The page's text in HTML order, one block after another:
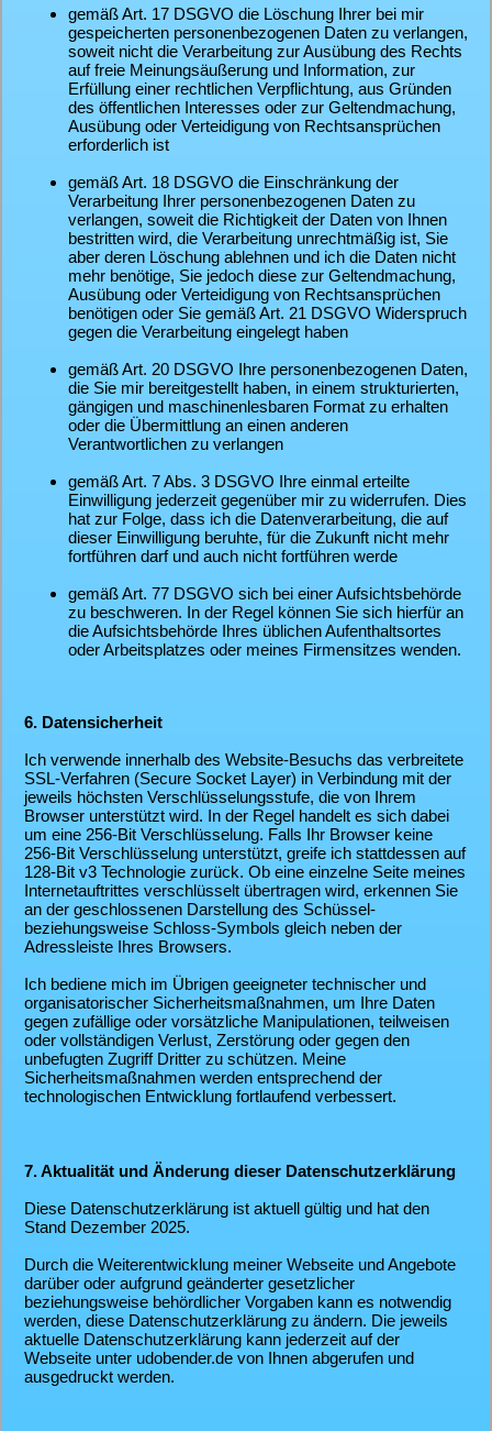
gemäß Art. 17 DSGVO die Löschung Ihrer bei mir
gespeicherten personenbezogenen Daten zu verlangen,
soweit nicht die Verarbeitung zur Ausübung des Rechts
auf freie Meinungsäußerung und Information, zur
Erfüllung einer rechtlichen Verpflichtung, aus Gründen
des öffentlichen Interesses oder zur Geltendmachung,
Ausübung oder Verteidigung von Rechtsansprüchen
erforderlich ist
gemäß Art. 18 DSGVO die Einschränkung der
Verarbeitung Ihrer personenbezogenen Daten zu
verlangen, soweit die Richtigkeit der Daten von Ihnen
bestritten wird, die Verarbeitung unrechtmäßig ist, Sie
aber deren Löschung ablehnen und ich die Daten nicht
mehr benötige, Sie jedoch diese zur Geltendmachung,
Ausübung oder Verteidigung von Rechtsansprüchen
benötigen oder Sie gemäß Art. 21 DSGVO Widerspruch
gegen die Verarbeitung eingelegt haben
gemäß Art. 20 DSGVO Ihre personenbezogenen Daten,
die Sie mir bereitgestellt haben, in einem strukturierten,
gängigen und maschinenlesbaren Format zu erhalten
oder die Übermittlung an einen anderen
Verantwortlichen zu verlangen
gemäß Art. 7 Abs. 3 DSGVO Ihre einmal erteilte
Einwilligung jederzeit gegenüber mir zu widerrufen. Dies
hat zur Folge, dass ich die Datenverarbeitung, die auf
dieser Einwilligung beruhte, für die Zukunft nicht mehr
fortführen darf und auch nicht fortführen werde
gemäß Art. 77 DSGVO sich bei einer Aufsichtsbehörde
zu beschweren. In der Regel können Sie sich hierfür an
die Aufsichtsbehörde Ihres üblichen Aufenthaltsortes
oder Arbeitsplatzes oder meines Firmensitzes wenden.
6. Datensicherheit
Ich verwende innerhalb des Website-Besuchs das verbreitete
SSL-Verfahren (Secure Socket Layer) in Verbindung mit der
jeweils höchsten Verschlüsselungsstufe, die von Ihrem
Browser unterstützt wird. In der Regel handelt es sich dabei
um eine 256-Bit Verschlüsselung. Falls Ihr Browser keine
256-Bit Verschlüsselung unterstützt, greife ich stattdessen auf
128-Bit v3 Technologie zurück. Ob eine einzelne Seite meines
Internetauftrittes verschlüsselt übertragen wird, erkennen Sie
an der geschlossenen Darstellung des Schüssel-
beziehungsweise Schloss-Symbols gleich neben der
Adressleiste Ihres Browsers.
Ich bediene mich im Übrigen geeigneter technischer und
organisatorischer Sicherheitsmaßnahmen, um Ihre Daten
gegen zufällige oder vorsätzliche Manipulationen, teilweisen
oder vollständigen Verlust, Zerstörung oder gegen den
unbefugten Zugriff Dritter zu schützen. Meine
Sicherheitsmaßnahmen werden entsprechend der
technologischen Entwicklung fortlaufend verbessert.
7. Aktualität und Änderung dieser Datenschutzerklärung
Diese Datenschutzerklärung ist aktuell gültig und hat den
Stand Dezember 2025.
Durch die Weiterentwicklung meiner Webseite und Angebote
darüber oder aufgrund geänderter gesetzlicher
beziehungsweise behördlicher Vorgaben kann es notwendig
werden, diese Datenschutzerklärung zu ändern. Die jeweils
aktuelle Datenschutzerklärung kann jederzeit auf der
Webseite unter udobender.de von Ihnen abgerufen und
ausgedruckt werden.